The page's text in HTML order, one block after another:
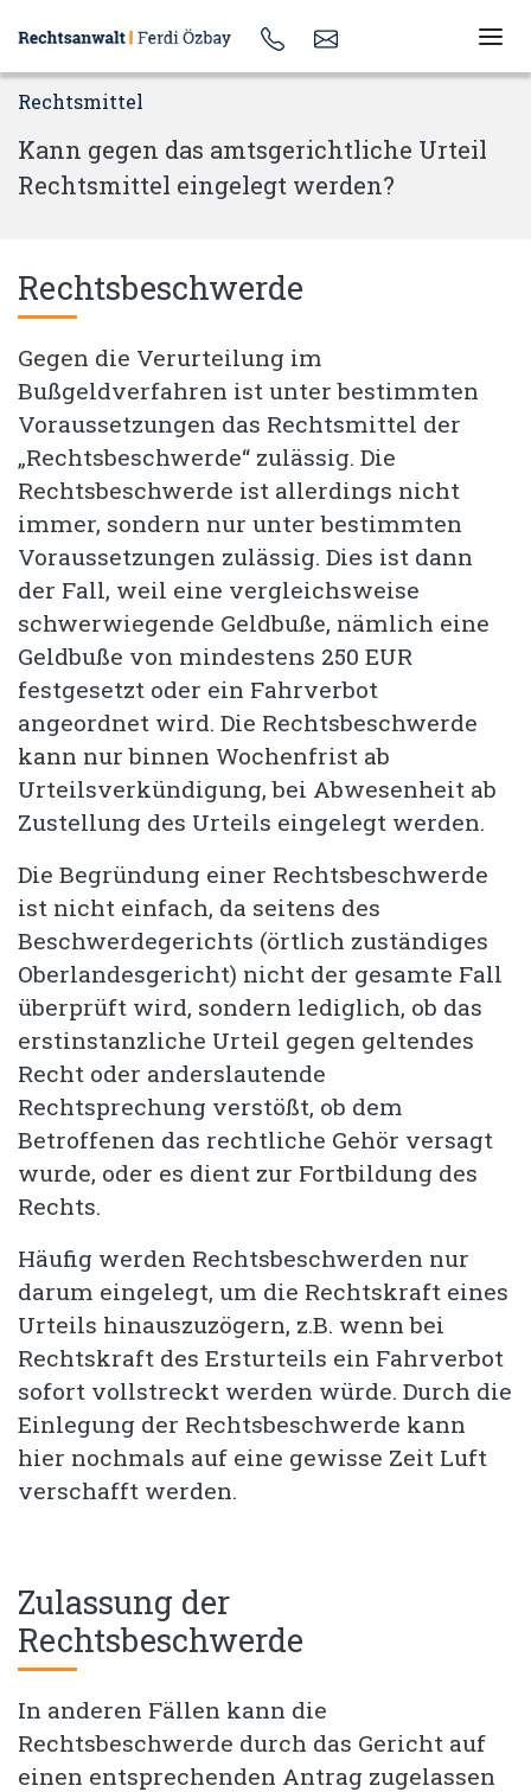
Rechtsmittel
Kann gegen das amtsgerichtliche Urteil
Rechtsmittel eingelegt werden?
Rechtsbeschwerde
Gegen die Verurteilung im
Bußgeldverfahren ist unter bestimmten
Voraussetzungen das Rechtsmittel der
„Rechtsbeschwerde“ zulässig. Die
Rechtsbeschwerde ist allerdings nicht
immer, sondern nur unter bestimmten
Voraussetzungen zulässig. Dies ist dann
der Fall, weil eine vergleichsweise
schwerwiegende Geldbuße, nämlich eine
Geldbuße von mindestens 250 EUR
festgesetzt oder ein Fahrverbot
angeordnet wird. Die Rechtsbeschwerde
kann nur binnen Wochenfrist ab
Urteilsverkündigung, bei Abwesenheit ab
Zustellung des Urteils eingelegt werden.
Die Begründung einer Rechtsbeschwerde
ist nicht einfach, da seitens des
Beschwerdegerichts (örtlich zuständiges
Oberlandesgericht) nicht der gesamte Fall
überprüft wird, sondern lediglich, ob das
erstinstanzliche Urteil gegen geltendes
Recht oder anderslautende
Rechtsprechung verstößt, ob dem
Betroffenen das rechtliche Gehör versagt
wurde, oder es dient zur Fortbildung des
Rechts.
Häufig werden Rechtsbeschwerden nur
darum eingelegt, um die Rechtskraft eines
Urteils hinauszuzögern, z.B. wenn bei
Rechtskraft des Ersturteils ein Fahrverbot
sofort vollstreckt werden würde. Durch die
Einlegung der Rechtsbeschwerde kann
hier nochmals auf eine gewisse Zeit Luft
verschafft werden.
Zulassung der
Rechtsbeschwerde
In anderen Fällen kann die
Rechtsbeschwerde durch das Gericht auf
einen entsprechenden Antrag zugelassen